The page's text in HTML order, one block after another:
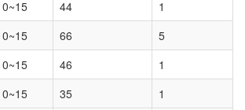
0~15 44
1
0~15 66
5
0~15 46
1
0~15 35 1